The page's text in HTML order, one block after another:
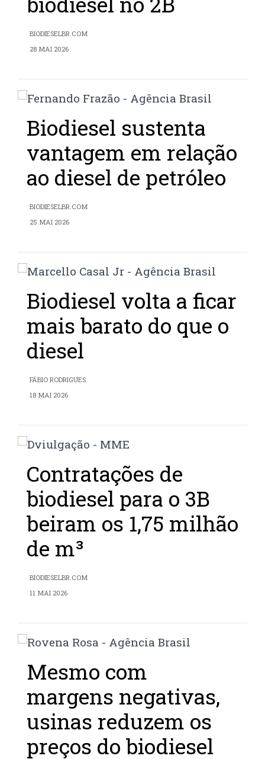
BIODIESELBR.COM
28 MAI 2026
Biodiesel sustenta
vantagem em relação
ao diesel de petróleo
BIODIESELBR.COM
25 MAI 2026
Biodiesel volta a ficar
mais barato do que o
diesel
FÁBIO RODRIGUES
18 MAI 2026
Contratações de
biodiesel para o 3B
beiram os 1,75 milhão
de m³
BIODIESELBR.COM
11 MAI 2026
Mesmo com
margens negativas,
usinas reduzem os
preços do biodiesel